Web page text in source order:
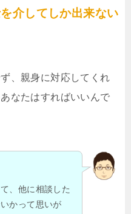
介してしか出来ない
、親身に対応してくれ
なたはすればいいんで
、他に相談した
かって思いが